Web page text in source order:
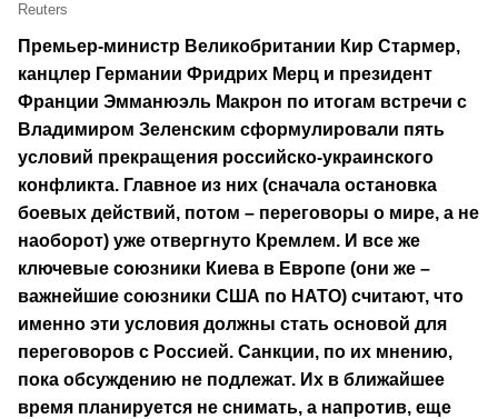
Reuters
Премьер-министр Великобритании Кир Стармер,
канцлер Германии Фридрих Мерц и президент
Франции Эмманюэль Макрон по итогам встречи с
Владимиром Зеленским сформулировали пять
условий прекращения российско-украинского
конфликта. Главное из них (сначала остановка
боевых действий, потом – переговоры о мире, а не
наоборот) уже отвергнуто Кремлем. И все же
ключевые союзники Киева в Европе (они же –
важнейшие союзники США по НАТО) считают, что
именно эти условия должны стать основой для
переговоров с Россией. Санкции, по их мнению,
пока обсуждению не подлежат. Их в ближайшее
время планируется не снимать, а напротив, еще